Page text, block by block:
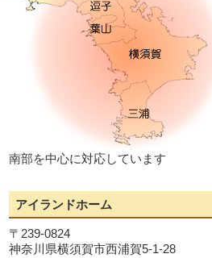
南部を中心に対応しています
アイランドホーム
〒239-0824
神奈川県横須賀市西浦賀5-1-28